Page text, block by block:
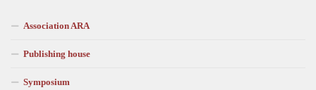
Association ARA
Publishing house
Symposium